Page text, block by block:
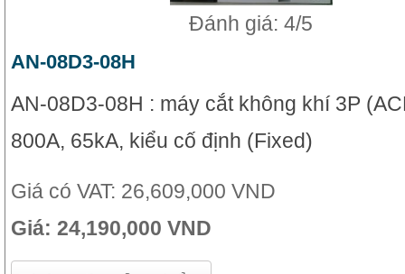
Đánh giá: 4/5
AN-08D3-08H
AN-08D3-08H : máy cắt không khí 3P
800A, 65kA, kiểu cố định (Fixed)
Giá có VAT: 26,609,000 VND
Giá: 24,190,000 VND